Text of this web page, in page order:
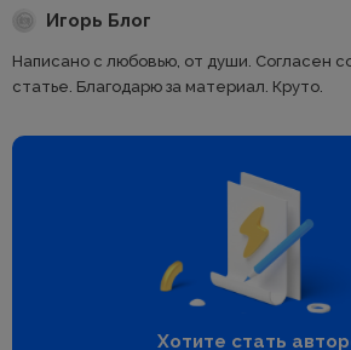
Игорь Блог
Написано с любовью, от души. Согласен
статье. Благодарю за материал. Круто.
Хотите стать